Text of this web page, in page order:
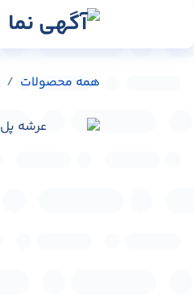
همه محصولات